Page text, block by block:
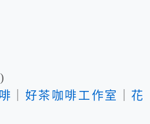
好茶咖啡工作室
花